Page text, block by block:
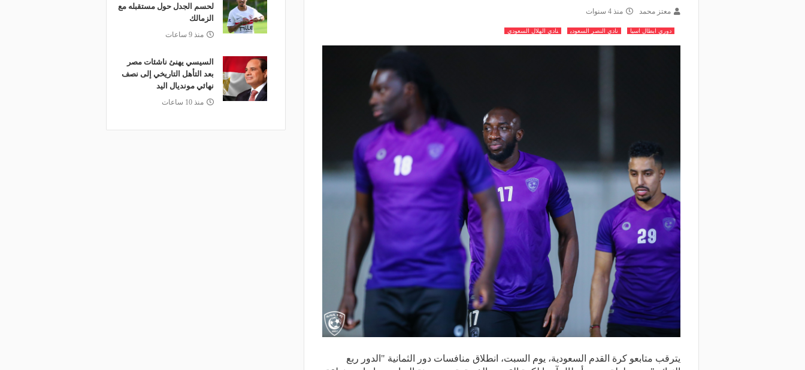
معتز محمد منذ 4 سنوات
دوري ابطال اسيا نادي النصر السعودي نادي الهلال السعودي
يترقب متابعو كرة القدم السعودية، يوم السبت، انطلاق منافسات دور الثمانية "الدور ربع
لحسم الجدل حول مستقبله مع
الزمالك
منذ 9 ساعات
السيسي يهنئ ناشئات مصر
بعد التأهل التاريخي إلى نصف
نهائي مونديال اليد
منذ 10 ساعات